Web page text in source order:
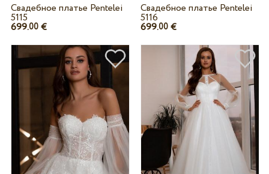
Свадебное платье Pentelei
5115
699.00€
Свадебное платье Pentelei
5116
699.00 €